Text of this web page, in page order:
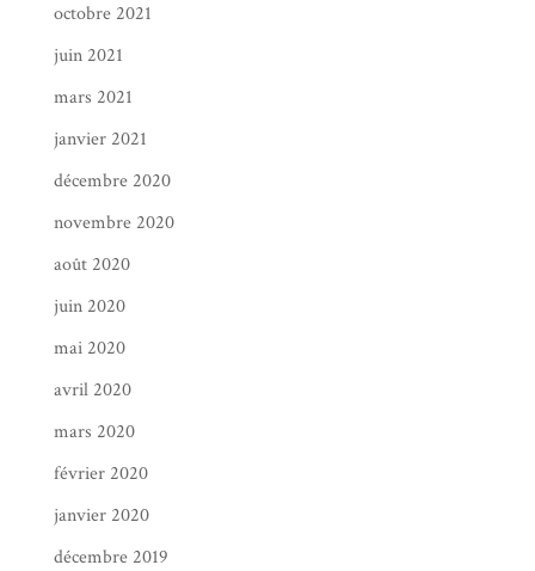
octobre 2021
juin 2021
mars 2021
janvier 2021
décembre 2020
novembre 2020
août 2020
juin 2020
mai 2020
avril 2020
mars 2020
février 2020
janvier 2020
décembre 2019